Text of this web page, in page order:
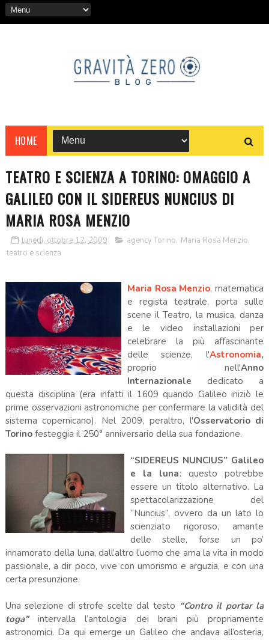
HOME
TEATRO E SCIENZA A TORINO: OMAGGIO A
GALILEO CON IL SIDEREUS NUNCIUS DI
MARIA ROSA MENZIO
lunedì, ottobre 12, 2009 agency Torino, Maria Rosa Menzio,
teatro e scienza
Maria Rosa Menzio, matematica
e regista teatrale, porta sulle
scene il Teatro, la musica, danza
e le video installazioni per
celebrare la più affascinante
delle scienze, l'Astronomia,
proprio nell'Anno
Internazionale dedicato a
questa disciplina (era infatti il 1609 quando Galileo iniziò le
prime osservazioni astronomiche per confermare la validità del
sistema copernicano). Nel 2009, peraltro, l'Osservatorio di
Torinofesteggia il 250° anniversario della sua fondazione.
“SIDEREUS NUNCIUS” Galileo
e la luna: questo potrebbe
essere un titolo alternativo. La
spettacolarizzazione del
“Nuncius”, ovvero da un lato lo
scienziato rigoroso, amante
delle stelle, forse un po’
innamorato della luna, dall’altro l’uomo che ama la vita in modo
passionale, a dir poco, vive con umorismo e arguzia, e con una
certa presunzione.
Una selezione di strofe scelte dal testo “Contro il portar la
toga”intervalla l’antologia dei brani più propriamente
astronomici. Da qui emerge un Galileo che andava all’osteria,